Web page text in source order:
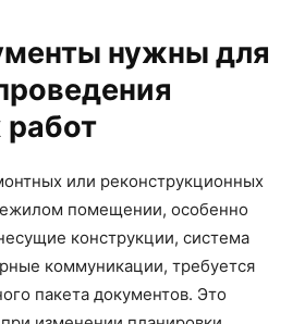
нужны для
или реконструкционных
помещении, особенно
конструкции, система
коммуникации, требуется
пакета документов. Это